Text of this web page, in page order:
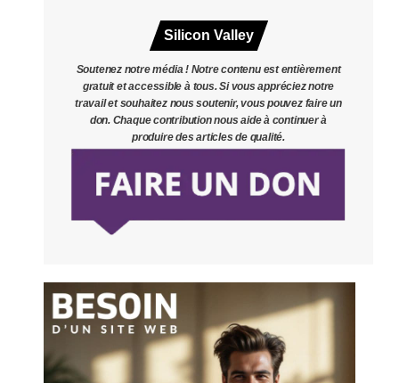
Silicon Valley
Soutenez notre média ! Notre contenu est entièrement
gratuit et accessible à tous. Si vous appréciez notre
travail et souhaitez nous soutenir, vous pouvez faire un
don. Chaque contribution nous aide à continuer à
produire des articles de qualité.